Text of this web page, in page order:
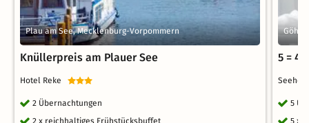
Plau am See, Mecklenburg-Vorpommern
Knüllerpreis am Plauer See
Hotel Reke
2 Übernachtungen
2 x reichhaltiges Frühstücksbuffet
5 = 4
5
5 x